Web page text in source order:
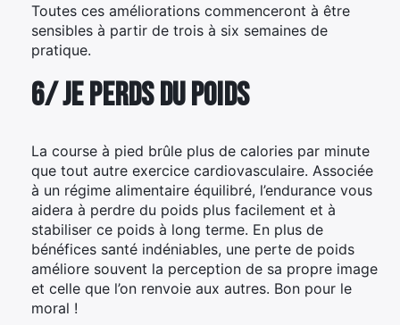
Toutes ces améliorations commenceront à être
sensibles à partir de trois à six semaines de
pratique.
6/ Je perds du poids
La course à pied brûle plus de calories par minute
que tout autre exercice cardiovasculaire. Associée
à un régime alimentaire équilibré, l’endurance vous
aidera à perdre du poids plus facilement et à
stabiliser ce poids à long terme. En plus de
bénéfices santé indéniables, une perte de poids
améliore souvent la perception de sa propre image
et celle que l’on renvoie aux autres. Bon pour le
moral !